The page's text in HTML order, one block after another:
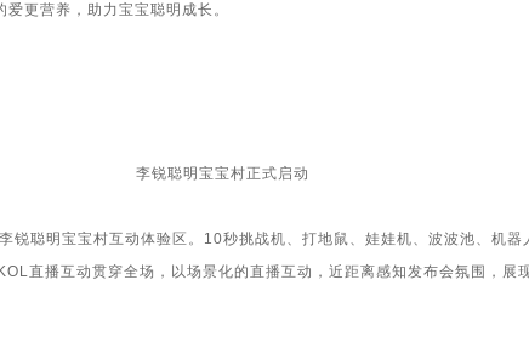
更营养，助力宝宝聪明成长。
李锐聪明宝宝村正式启动
聪明宝宝村互动体验区。 10秒挑战机、打地鼠、娃娃机、波波池、机器
KOL直播互动贯穿全场，以场景化的直播互动，近距离感知发布会氛围，